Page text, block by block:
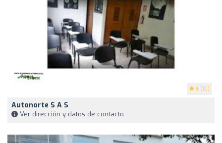
3 (10)
Autonorte S A S
Ver dirección y datos de contacto